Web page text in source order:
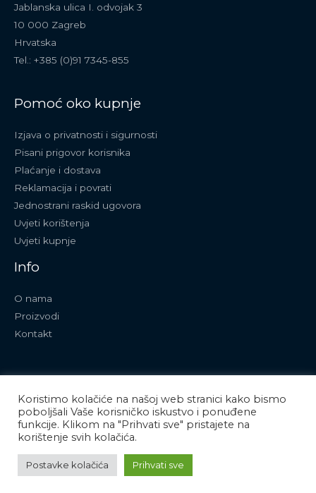
Jablanska ulica I. odvojak 3
10 000 Zagreb
Hrvatska
Tel.: +385 (0)91 7345-855
Pomoć oko kupnje
Izjava o privatnosti i sigurnosti
Pisani prigovor korisnika
Plaćanje i dostava
Reklamacija i povrati
Jednostrani raskid ugovora
Uvjeti korištenja
Uvjeti kupnje
Info
O nama
Proizvodi
Kontakt
Copyright © 2026 APS art
Powered by APS art
Koristimo kolačiće na našoj web stranici kako bismo
poboljšali Vaše korisničko iskustvo i ponuđene
funkcije. Klikom na "Prihvati sve" pristajete na
korištenje svih kolačića.
Postavke kolačića Prihvati sve